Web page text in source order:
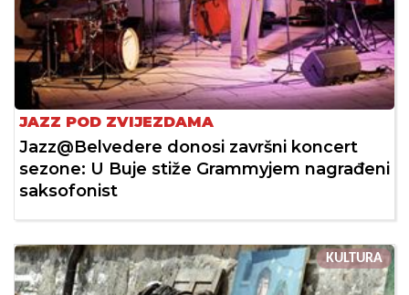
JAZZ POD ZVIJEZDAMA
Jazz@Belvedere donosi završni koncert
sezone: U Buje stiže Grammyjem nagrađeni
saksofonist
KULTURA